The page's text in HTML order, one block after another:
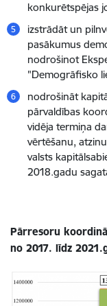
konkurētspējas
izstrādāt un
pasākumus
nodrošinot
"Demogrāfisko
nodrošināt
pārvaldības
vidēja termiņa
vērtēšanu,
valsts
2018.gadu
Pārresoru
no 2017. līdz